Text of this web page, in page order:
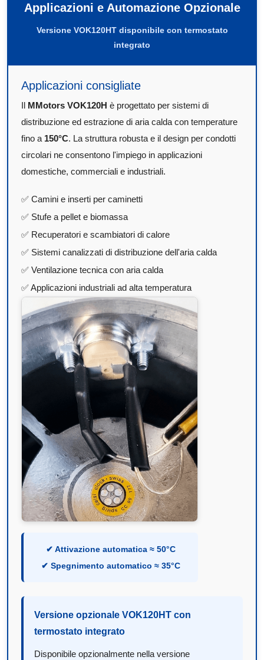
Applicazioni e Automazione Opzionale
Versione VOK120HT disponibile con termostato
integrato
Applicazioni consigliate
Il MMotors VOK120H è progettato per sistemi di
distribuzione ed estrazione di aria calda con temperature
fino a 150°C. La struttura robusta e il design per condotti
circolari ne consentono l'impiego in applicazioni
domestiche, commerciali e industriali.
✅ Camini e inserti per caminetti
✅ Stufe a pellet e biomassa
✅ Recuperatori e scambiatori di calore
✅ Sistemi canalizzati di distribuzione dell'aria calda
✅ Ventilazione tecnica con aria calda
✅ Applicazioni industriali ad alta temperatura
✔ Attivazione automatica ≈ 50°C
✔ Spegnimento automatico ≈ 35°C
Versione opzionale VOK120HT con
termostato integrato
Disponibile opzionalmente nella versione